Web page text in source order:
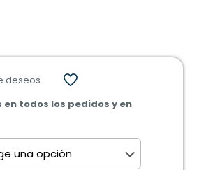
deseos
en todos los pedidos y en